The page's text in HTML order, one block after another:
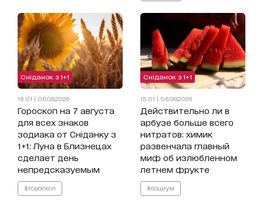
Сніданок з 1+1
16:01 | 06.08.2026
Гороскоп на 7 августа
для всех знаков
зодиака от Сніданку з
1+1: Луна в Близнецах
сделает день
непредсказуемым
#гороскоп
Сніданок з 1+1
15:01 | 06.08.2026
Действительно ли в
арбузе больше всего
нитратов: химик
развенчала главный
миф об излюбленном
летнем фрукте
#социум